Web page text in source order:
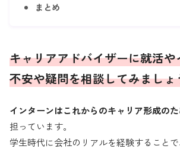
まとめ
キャリアアドバイザーに就活や
不安や疑問を相談してみましょ
インターンはこれからのキャリア形成の
担っています。
学生時代に会社のリアルを経験することで